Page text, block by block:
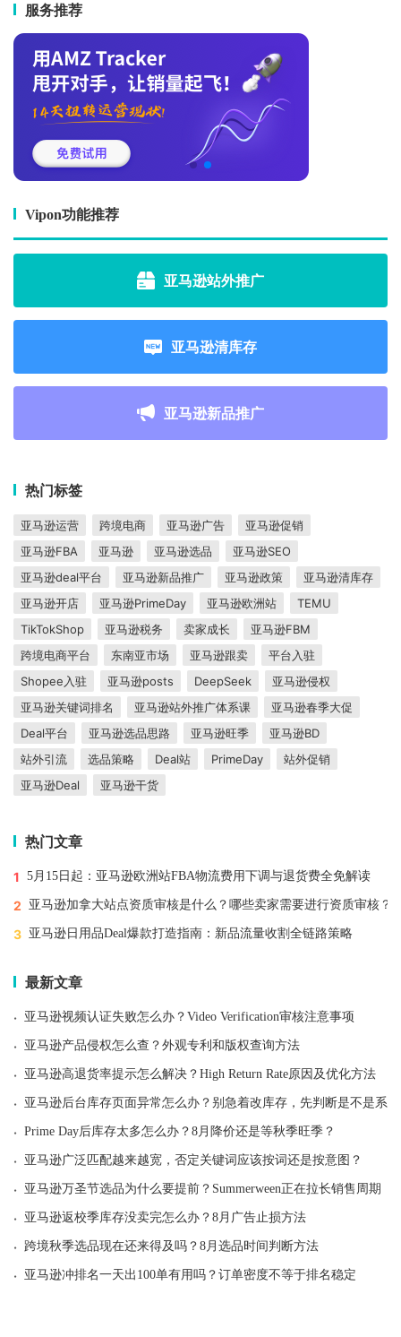
服务推荐
Vipon功能推荐
亚马逊站外推广
亚马逊清库存
亚马逊新品推广
热门标签
亚马逊运营 跨境电商 亚马逊广告
亚马逊促销
亚马逊FBA
亚马逊 亚马逊选品
亚马逊SEO
亚马逊deal平台
亚马逊新品推广 亚马逊政策
亚马逊清库存
亚马逊开店
亚马逊PrimeDay 亚马逊欧洲站
TEMU
TikTokShop
亚马逊税务 卖家成长
亚马逊FBM
跨境电商平台
东南亚市场 亚马逊跟卖
平台入驻
Shopee入驻
亚马逊posts DeepSeek
亚马逊侵权
亚马逊关键词排名
亚马逊站外推广体系课
亚马逊春季大促
Deal平台
亚马逊选品思路 亚马逊旺季
亚马逊BD
站外引流
选品策略 Deal站 PrimeDay
站外促销
亚马逊Deal
亚马逊干货
热门文章
1 5月15日起：亚马逊欧洲站FBA物流费用下调与退货费全免解读
2 亚马逊加拿大站点资质审核是什么？哪些卖家需要进行资质审核？
3 亚马逊日用品Deal爆款打造指南：新品流量收割全链路策略
最新文章
· 亚马逊视频认证失败怎么办？Video Verification审核注意事项
· 亚马逊产品侵权怎么查？外观专利和版权查询方法
· 亚马逊高退货率提示怎么解决？High Return Rate原因及优化方法
· 亚马逊后台库存页面异常怎么办？别急着改库存，先判断是不是系
· Prime Day后库存太多怎么办？8月降价还是等秋季旺季？
· 亚马逊广泛匹配越来越宽，否定关键词应该按词还是按意图？
· 亚马逊万圣节选品为什么要提前？Summerween正在拉长销售周期
· 亚马逊返校季库存没卖完怎么办？8月广告止损方法
· 跨境秋季选品现在还来得及吗？8月选品时间判断方法
· 亚马逊冲排名一天出100单有用吗？订单密度不等于排名稳定